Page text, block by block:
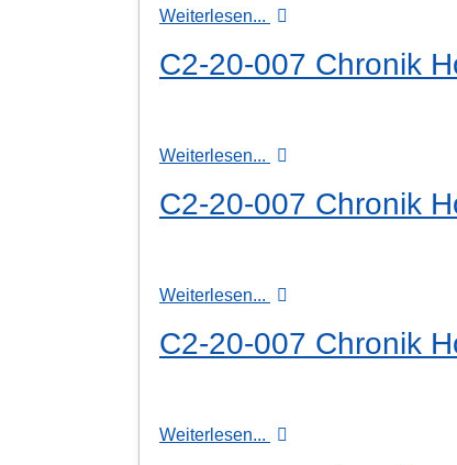
Weiterlesen...
C2-20-007 Chronik
Weiterlesen...
C2-20-007 Chronik
Weiterlesen...
C2-20-007 Chronik
Weiterlesen...